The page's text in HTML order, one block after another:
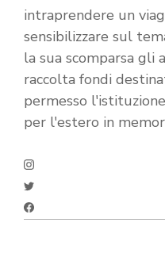
intraprendere un
sensibilizzare sul
la sua scomparsa gli
raccolta fondi
permesso
per l'estero in